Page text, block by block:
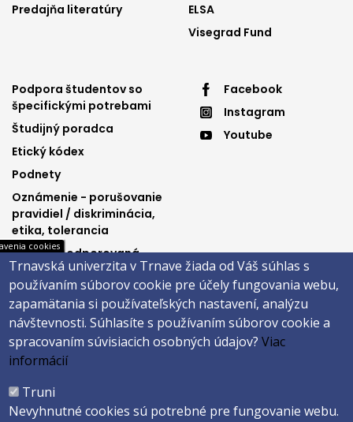
Predajňa literatúry
ELSA
Visegrad Fund
Footer
menu
3
Podpora študentov so
špecifickými potrebami
Študijný poradca
Etický kódex
Podnety
Oznámenie - porušovanie
pravidiel / diskriminácia,
etika, tolerancia
Výučba podporovaná
Ministerstvom
spravodlivosti SR
Footer
menu
Facebook
Instagram
Youtube
Päta
Vyhlásenie o prístupnosti
cookies
Trnavská univerzita v Trnave žiada od Váš súhlas s
používaním súborov cookie pre účely fungovania webu,
zapamätania si používateľských nastavení, analýzu
návštevnosti. Súhlasíte s používaním súborov cookie a
spracovaním súvisiacich osobných údajov?Viac
informácií
Truni
Nevyhnutné cookies sú potrebné pre fungovanie webu.